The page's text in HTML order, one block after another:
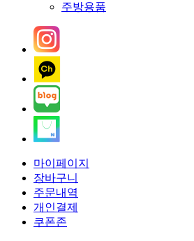
주방용품
마이페이지
장바구니
주문내역
개인결제
쿠폰존